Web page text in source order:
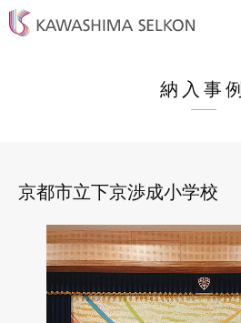
納入事例
京都市立下京渉成小学校